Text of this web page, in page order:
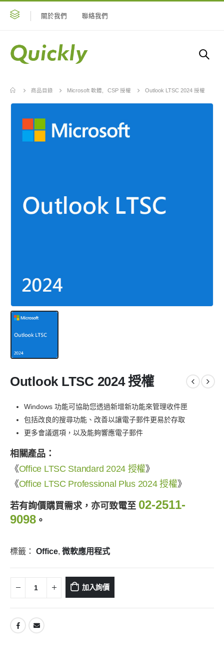
關於我們 聯絡我們
商品目錄 Microsoft 軟體 CSP 授權 Outlook LTSC 2024 授權
Outlook LTSC 2024 授權
Windows 功能可協助您透過新增新功能來管理收件匣
包括改良的搜尋功能、改善以讓電子郵件更易於存取
更多會議選項，以及能夠響應電子郵件
相關產品：
《Office LTSC Standard 2024 授權》
《Office LTSC Professional Plus 2024 授權》
若有詢價購買需求，亦可致電至 02-2511-
9098 。
標籤： Office, 微軟應用程式
加入詢價